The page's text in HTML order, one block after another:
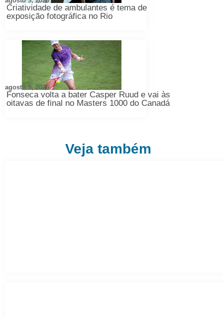
Criatividade de ambulantes é tema de
exposição fotográfica no Rio
Fonseca volta a bater Casper Ruud e vai às
oitavas de final no Masters 1000 do Canadá
agosto 9, 2026
Veja também